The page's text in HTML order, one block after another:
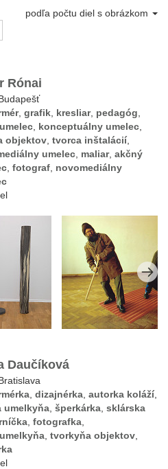
podľa počtu diel s obrázkom
Rónai
,grafik kresliar, pedagóg
konceptuálny umelec
objektov ,tvorca inštalácií,
umelec maliar,akčný
,fotograf novomediálny
Daučíková
,dizajnérka ,autorka koláží,
umelkyňa ,šperkárka ,sklárska
,fotografka
,tvorkyňa objektov